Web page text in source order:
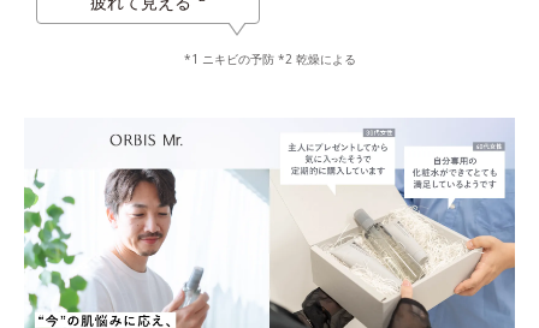
*1 ニキビの予防 *2 乾燥による